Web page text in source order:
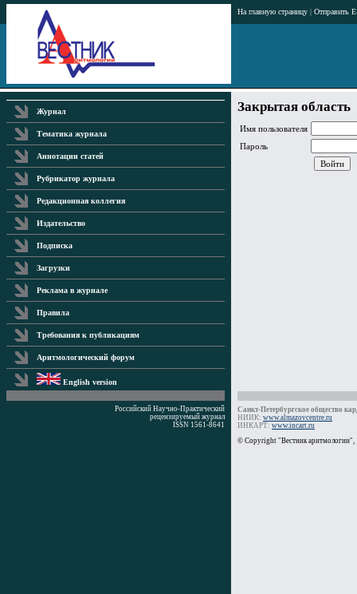
На главную страницу | Отправить
Журнал
Тематика журнала
Аннотации статей
Рубрикатор журнала
Редакционная коллегия
Издательство
Подписка
Загрузки
Реклама в журнале
Правила
Требования к публикациям
Аритмологический форум
English version
Закрытая область
Имя пользователя
Пароль
Российский Научно-Практический
рецензируемый журнал
ISSN 1561-8641
Санкт-Петербургское общество
НИИК: www.almazovcentre.ru
ИНКАРТ: www.incart.ru
© Copyright "Вестник аритмологии",